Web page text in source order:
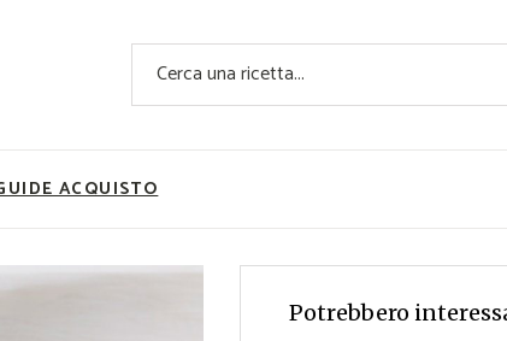
Cerca
ACQUISTO
Ricette Facili e Veloci
Ricette Primi Piatti
Ricette Dolci
Ricette Carne
Ricette Secondi
Ricette Pizze e Rustici
Utility
Super Alimenti
Ricette Vegetariane
Rumors
Potrebbero